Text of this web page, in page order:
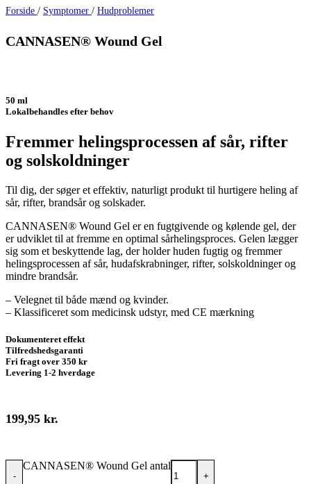
Forside / Symptomer / Hudproblemer
CANNASEN® Wound Gel
50 ml
Lokalbehandles efter behov
Fremmer helingsprocessen af sår, rifter
og solskoldninger
Til dig, der søger et effektiv, naturligt produkt til hurtigere heling af
sår, rifter, brandsår og solskader.
CANNASEN® Wound Gel er en fugtgivende og kølende gel, der
er udviklet til at fremme en optimal sårhelingsproces. Gelen lægger
sig som et beskyttende lag, der holder huden fugtig og fremmer
helingsprocessen af sår, hudafskrabninger, rifter, solskoldninger og
mindre brandsår.
– Velegnet til både mænd og kvinder.
– Klassificeret som medicinsk udstyr, med CE mærkning
Dokumenteret effekt
Tilfredshedsgaranti
Fri fragt over 350 kr
Levering 1-2 hverdage
199,95 kr.
-
CANNASEN® Wound Gel antal
+